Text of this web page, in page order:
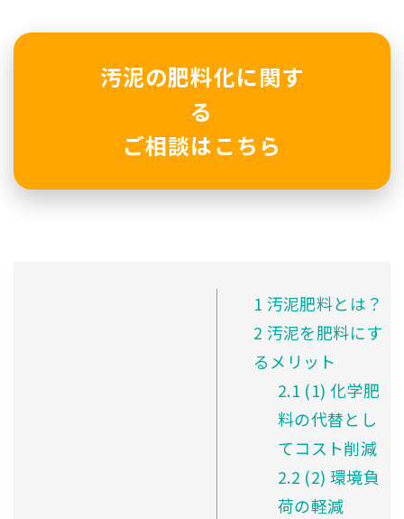
汚泥の肥料化に関す
る
ご相談はこちら
1 汚泥肥料とは？
2 汚泥を肥料にす
るメリット
2.1 (1) 化学肥
料の代替とし
てコスト削減
2.2 (2) 環境負
荷の軽減